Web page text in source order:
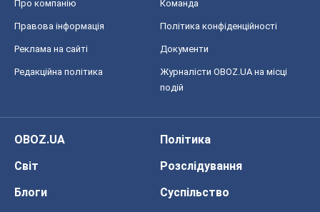
Про компанію Команда
Правова інформація Політика конфіденційності
Реклама на сайті Документи
Редакційна політика
Журналісти OBOZ.UA на місці
подій
OBOZ.UA
Політика
Світ
Розслідування
Блоги
Суспільство